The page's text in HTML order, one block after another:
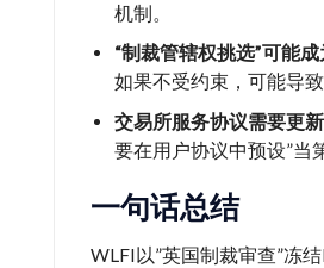
机制。
“制裁管辖权挑选”可能
如果不受约束，可能导
交易所服务协议需要更
要在用户协议中预设”当
一句话总结
WLFI以”英国制裁审查”冻